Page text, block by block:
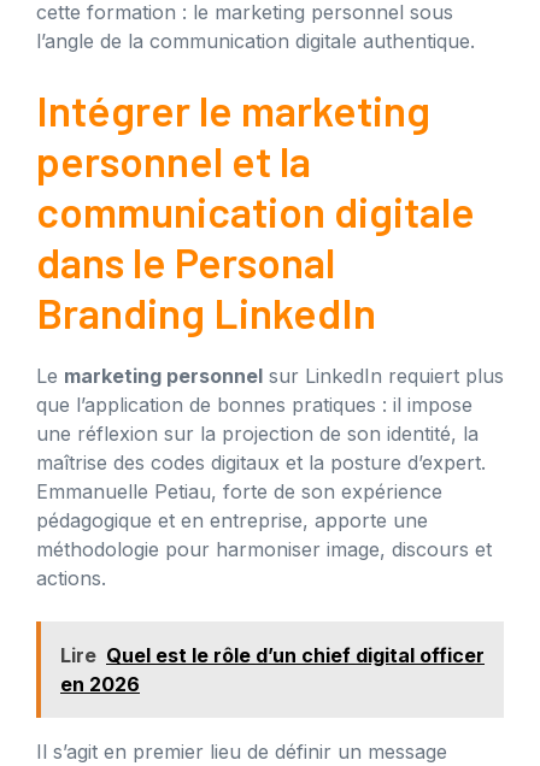
cette formation : le marketing personnel sous
l’angle de la communication digitale authentique.
Intégrer le marketing
personnel et la
communication digitale
dans le Personal
Branding LinkedIn
Le marketing personnel sur LinkedIn requiert plus
que l’application de bonnes pratiques : il impose
une réflexion sur la projection de son identité, la
maîtrise des codes digitaux et la posture d’expert.
Emmanuelle Petiau, forte de son expérience
pédagogique et en entreprise, apporte une
méthodologie pour harmoniser image, discours et
actions.
Lire Quel est le rôle d’un chief digital officer
en 2026
Il s’agit en premier lieu de définir un message